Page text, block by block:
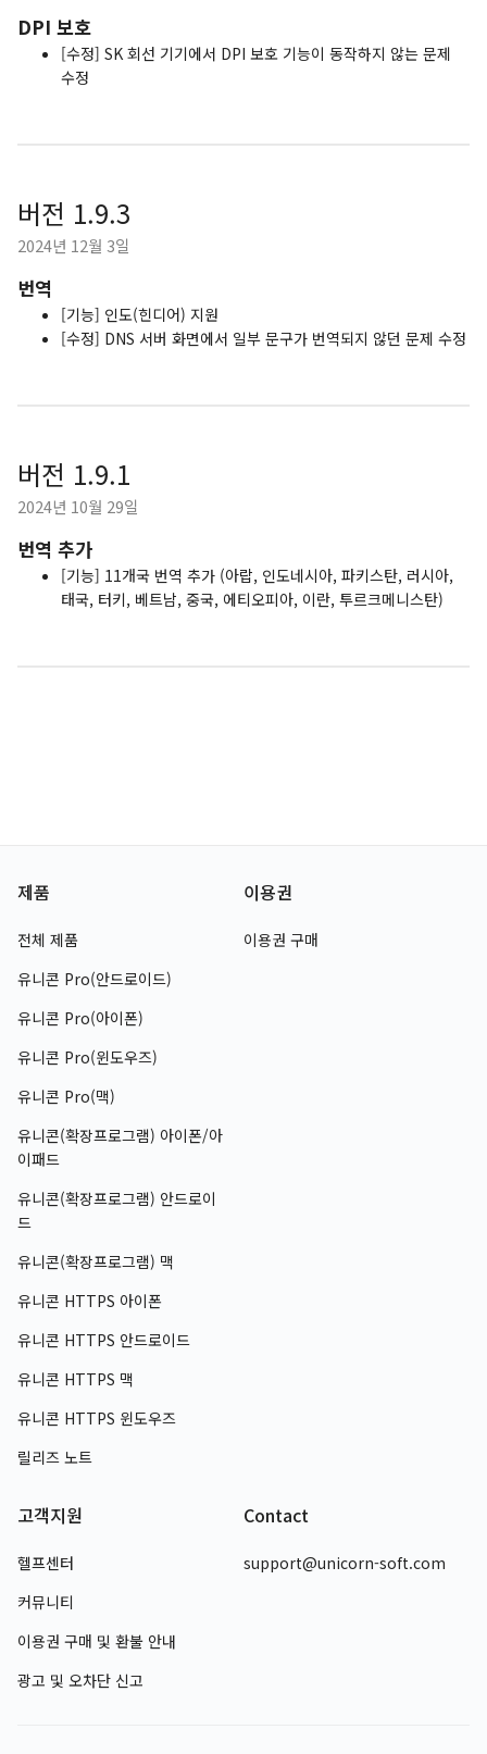
DPI 보호
[수정] SK 회선 기기에서 DPI 보호 기능이 동작하지 않는 문제
수정
버전 1.9.3
2024년 12월 3일
번역
[기능] 인도(힌디어) 지원
[수정] DNS 서버 화면에서 일부 문구가 번역되지 않던 문제 수정
버전 1.9.1
2024년 10월 29일
번역 추가
[기능] 11개국 번역 추가 (아랍, 인도네시아, 파키스탄, 러시아,
태국, 터키, 베트남, 중국, 에티오피아, 이란, 투르크메니스탄)
제품
전체 제품
유니콘 Pro(안드로이드)
유니콘 Pro(아이폰)
유니콘 Pro(윈도우즈)
유니콘 Pro(맥)
유니콘(확장프로그램) 아이폰/아
이패드
유니콘(확장프로그램) 안드로이
드
유니콘(확장프로그램) 맥
유니콘 HTTPS 아이폰
유니콘 HTTPS 안드로이드
유니콘 HTTPS 맥
유니콘 HTTPS 윈도우즈
릴리즈 노트
이용권
이용권 구매
고객지원
헬프센터
커뮤니티
이용권 구매 및 환불 안내
광고 및 오차단 신고
Contact
support@unicorn-soft.com